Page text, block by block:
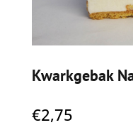
Kwarkgebak
€2,75